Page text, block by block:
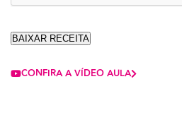
CONFIRA A VÍDEO AULA